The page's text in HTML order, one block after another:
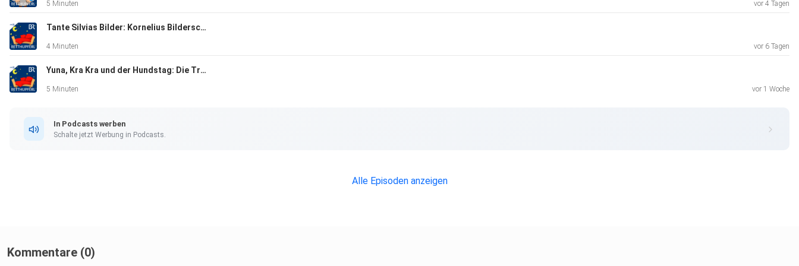
5 Minuten vor 4 Tagen
Tante Silvias Bilder: Kornelius Bilderschreck | Eine Gute-Nacht-Geschichte ab 5 Jahren / Mundart Oberfranken
4 Minuten vor 6 Tagen
Yuna, Kra Kra und der Hundstag: Die Tropennacht | Eine Gute-Nacht-Geschichte ab 5 Jahren
5 Minuten vor 1 Woche
In Podcasts werben
Schalte jetzt Werbung in Podcasts.
Alle Episoden anzeigen
Kommentare (0)